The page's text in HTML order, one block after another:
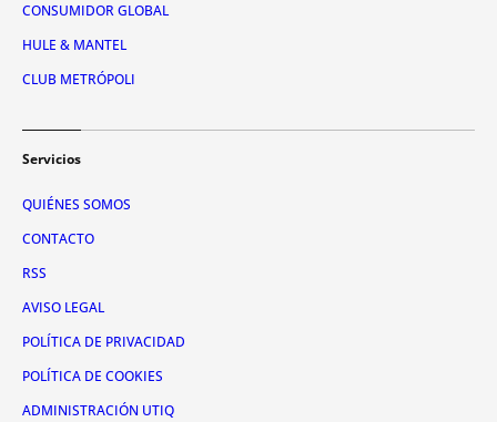
CONSUMIDOR GLOBAL
HULE & MANTEL
CLUB METRÓPOLI
Servicios
QUIÉNES SOMOS
CONTACTO
RSS
AVISO LEGAL
POLÍTICA DE PRIVACIDAD
POLÍTICA DE COOKIES
ADMINISTRACIÓN UTIQ